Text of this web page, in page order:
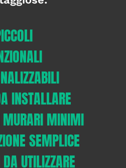
INSTALLARE
MURARI MINIMI
SEMPLICE
UTILIZZARE